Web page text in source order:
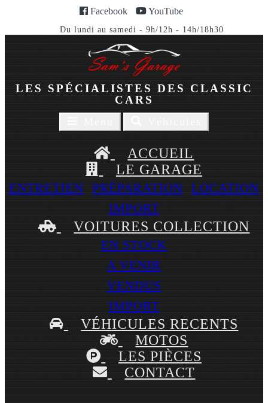
Facebook YouTube
Du lundi au samedi - 9h/12h - 14h/18h30
LES SPÉCIALISTES DES CLASSIC
CARS
navigaion
navigation
ACCUEIL
LE GARAGE
ENTRETIEN PRÉPARATION
LOCATION
IMPORT
VOITURES COLLECTION
EN STOCK
A VENIR
VENDUS
IMPORT
VÉHICULES RECENTS
MOTOS
LES PIÈCES
CONTACT